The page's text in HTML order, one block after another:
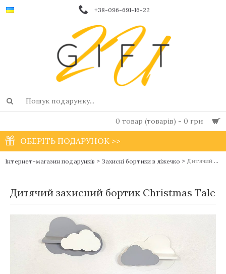
+38-096-691-16-22
0 товар (товарів) - 0 грн
ОБЕРІТЬ ПОДАРУНОК >>
Інтернет-магазин подарунків > Захисні бортики в ліжечко > Дитячий захисний бортик Christmas Тale
Дитячий захисний бортик Christmas Тale